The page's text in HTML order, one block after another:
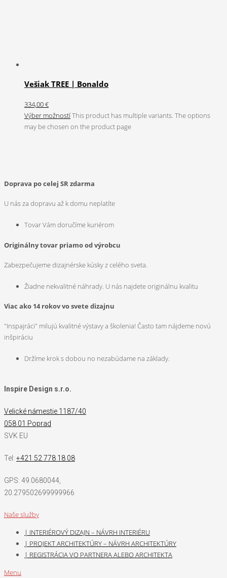
Vešiak TREE | Bonaldo
334,00€
Výber možnostíThis product has multiple variants. The options
may be chosen on the product page
Doprava po celej SR zdarma
U nás za dopravu až k domu neplatíte
Tovar Vám doručíme kuriérom
Originálny tovar priamo od výrobcu
Zabezpečujeme dizajnérske kúsky z celého sveta.
Žiadne nekvalitné náhrady. U nás najdete originálnu kvalitu
Viac ako 14 rokov vo svete dizajnu
"Inspajráci" milujú kvalitné výstavy a školenia! Často tam nájdeme novú
inšpiráciu
Držíme krok s dobou no nezabúdame na základy.
Inspire Design s.r.o.
Velické námestie 1187/40
058 01 Poprad
SVK EU
Tel: +421 52 778 18 08
GPS: 49.0680044,
20.279502699999966
Naše služby
| INTERIÉROVÝ DIZAJN – NÁVRH INTERIÉRU
| PROJEKT ARCHITEKTÚRY – NÁVRH ARCHITEKTÚRY
| REGISTRÁCIA VO PARTNERA ALEBO ARCHITEKTA
Menu